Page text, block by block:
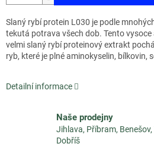
Slaný rybí protein L030 je podle
tekutá potrava všech dob. Tento
velmi slaný rybí proteinový extrakt
ryb, které je plné aminokyselin, bílkovin,
Detailní informace
Naše prodejny
Jihlava, Příbram, Benešov,
Dobříš